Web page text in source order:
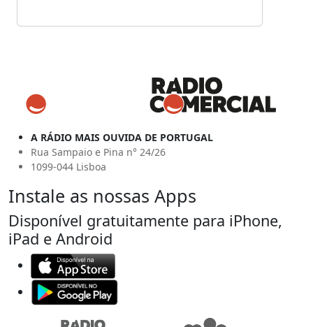
A RÁDIO MAIS OUVIDA DE PORTUGAL
Rua Sampaio e Pina n° 24/26
1099-044 Lisboa
Instale as nossas Apps
Disponível gratuitamente para iPhone,
iPad e Android